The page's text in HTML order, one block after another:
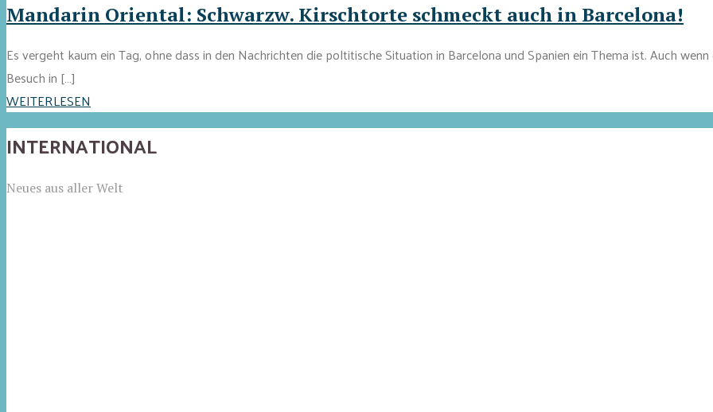
Mandarin Oriental: Schwarzw. Kirschtorte schmeckt auch in Barcelona!
Es vergeht kaum ein Tag, ohne dass in den Nachrichten die poltitische Situation in Barcelona und Spanien ein Thema ist. Auch
Besuch in […]
WEITERLESEN
INTERNATIONAL
Neues aus aller Welt